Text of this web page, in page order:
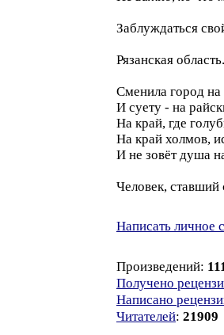
Заблуждаться
Рязанская
Сменила город
И суету - на
На край, где
На край холмов,
И не зовёт душа
Человек, ставший
Написать личное
Произведений:
Получено
Написано
Читателей: 21909